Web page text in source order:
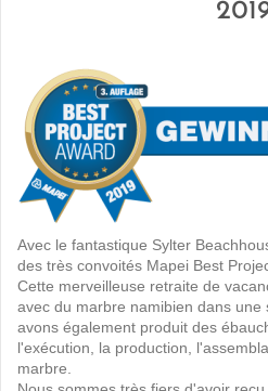
Avec le fantastique Sylter
des très convoités Mapei Best
Cette merveilleuse retraite de
avec du marbre namibien dans une
avons également produit des
l'exécution, la production,
marbre.